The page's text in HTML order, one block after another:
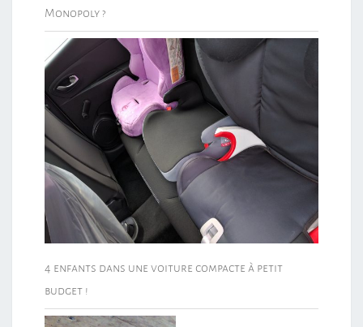
Monopoly ?
4 enfants dans une voiture compacte à petit
budget !